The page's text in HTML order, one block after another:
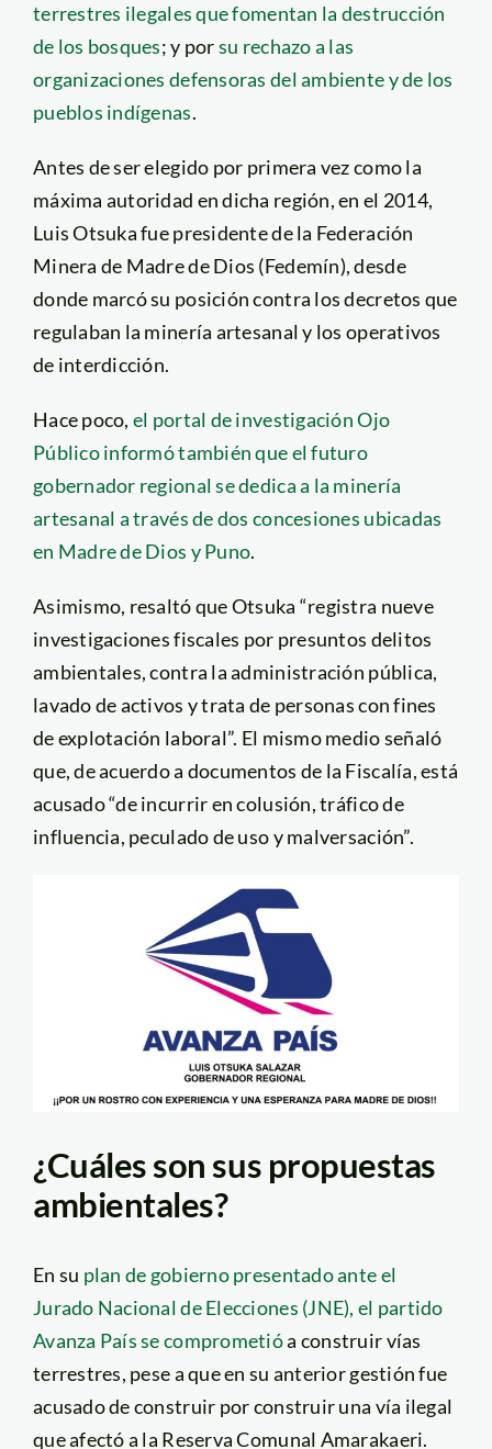
terrestres ilegales que fomentan la destrucción
de los bosques; y porsu rechazo a las
organizaciones defensoras del ambiente y de los
pueblos indígenas.
Antes de ser elegido por primera vez como la
máxima autoridad en dicha región, en el 2014,
Luis Otsuka fue presidente de la Federación
Minera de Madre de Dios (Fedemín), desde
donde marcó su posición contra los decretos que
regulaban la minería artesanal y los operativos
de interdicción.
Hace poco, el portal de investigación Ojo
Público informó también que el futuro
gobernador regional se dedica a la minería
artesanal a través de dos concesiones ubicadas
en Madre de Dios y Puno.
Asimismo, resaltó que Otsuka “registra nueve
investigaciones fiscales por presuntos delitos
ambientales, contra la administración pública,
lavado de activos y trata de personas con fines
de explotación laboral”. El mismo medio señaló
que, de acuerdo a documentos de la Fiscalía, está
acusado “de incurrir en colusión, tráfico de
influencia, peculado de uso y malversación”.
¿Cuáles son sus propuestas
ambientales?
En su plan de gobierno presentado ante el
Jurado Nacional de Elecciones (JNE), el partido
Avanza País se comprometióa construir vías
terrestres, pese a que en su anterior gestión fue
acusado de construir por construir una vía ilegal
que afectó a la Reserva Comunal Amarakaeri.